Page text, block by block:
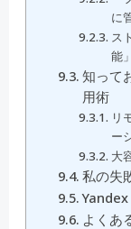
に
ス
能」
知って
用術
リ
ー
大
私の失
よくあ